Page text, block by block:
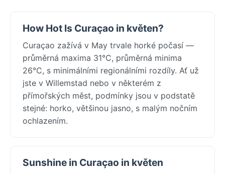
How Hot Is Curaçao in květen?
Curaçao zažívá v May trvale horké počasí —
průměrná maxima 31°C, průměrná minima
26°C, s minimálními regionálními rozdíly. Ať už
jste v Willemstad nebo v některém z
přímořských měst, podmínky jsou v podstatě
stejné: horko, většinou jasno, s malým nočním
ochlazením.
Sunshine in Curaçao in květen